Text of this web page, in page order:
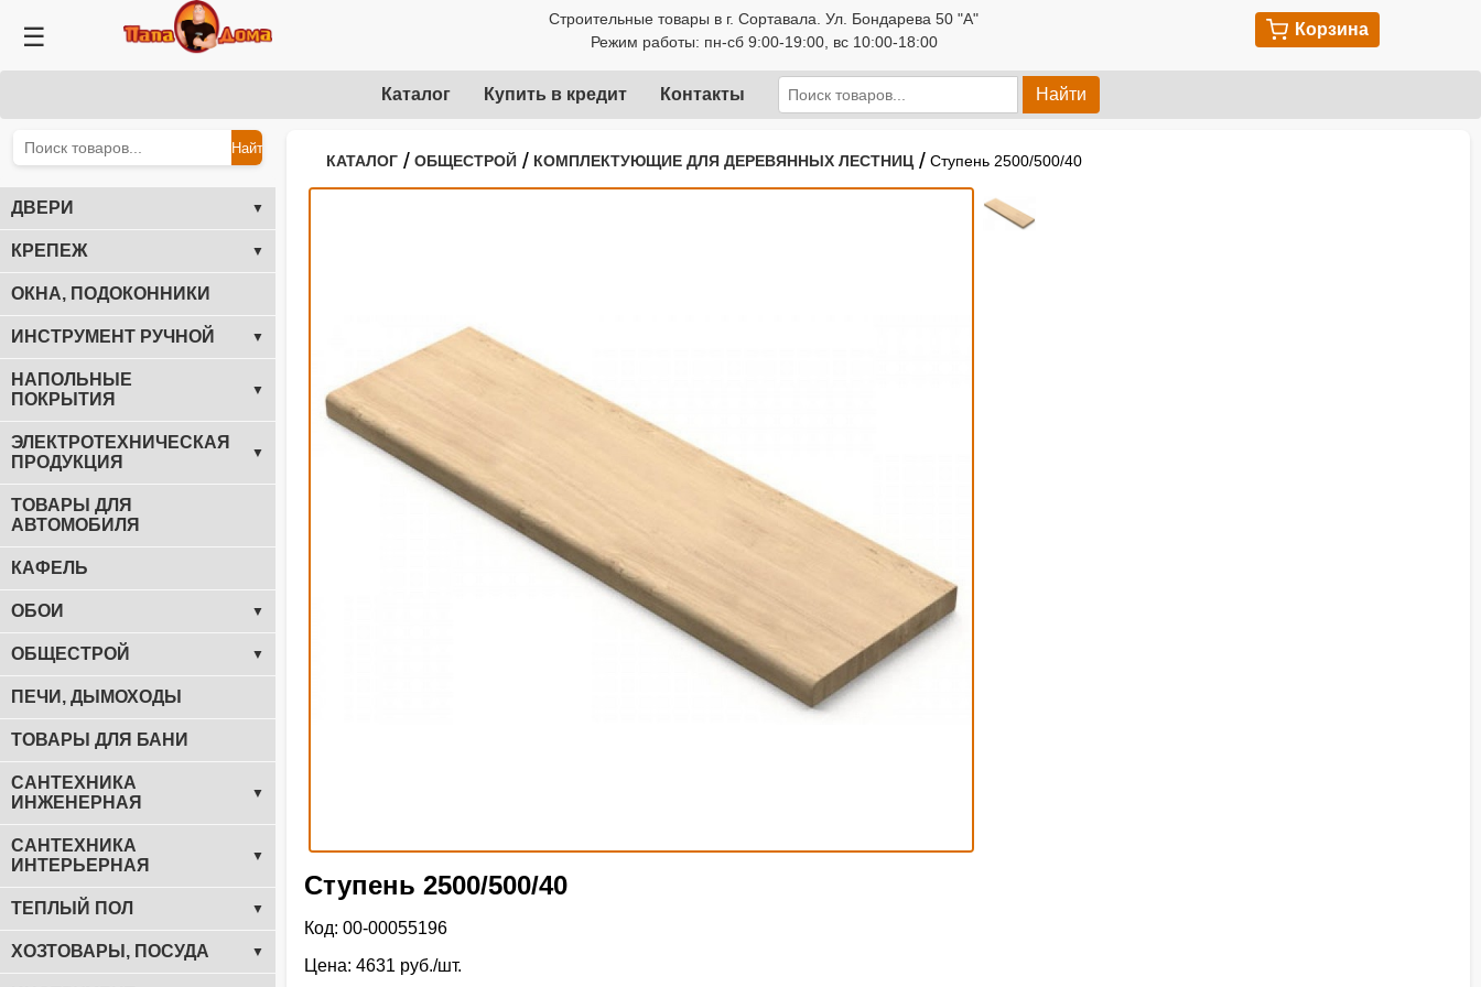
☰
Строительные товары в г. Сортавала. Ул. Бондарева 50 "А"
Режим работы: пн-сб 9:00-19:00, вс 10:00-18:00
Корзина
Каталог Купить в кредит Контакты Найти
Найти
ДВЕРИ ▼
КРЕПЕЖ ▼
ОКНА, ПОДОКОННИКИ
ИНСТРУМЕНТ РУЧНОЙ ▼
НАПОЛЬНЫЕ
ПОКРЫТИЯ
▼
ЭЛЕКТРОТЕХНИЧЕСКАЯ
ПРОДУКЦИЯ
▼
ТОВАРЫ ДЛЯ
АВТОМОБИЛЯ
КАФЕЛЬ
ОБОИ ▼
ОБЩЕСТРОЙ ▼
ПЕЧИ, ДЫМОХОДЫ
ТОВАРЫ ДЛЯ БАНИ
САНТЕХНИКА
ИНЖЕНЕРНАЯ
▼
САНТЕХНИКА
ИНТЕРЬЕРНАЯ
▼
ТЕПЛЫЙ ПОЛ ▼
ХОЗТОВАРЫ, ПОСУДА ▼
КАТАЛОГ / ОБЩЕСТРОЙ / КОМПЛЕКТУЮЩИЕ ДЛЯ ДЕРЕВЯННЫХ ЛЕСТНИЦ / Ступень 2500/500/40
Ступень 2500/500/40
Код: 00-00055196
Цена: 4631 руб./шт.